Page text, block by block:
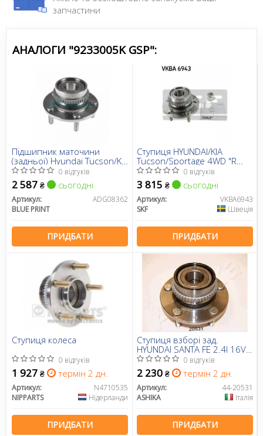
запчастини
АНАЛОГИ "9233005K GSP":
Підшипник маточини
(задньої) Hyundai Tucson/Kia
Sportage 04-(+ABS)(к-кт)
0 відгуків
2 587 ₴ сьогодні
Артикул:
ADG08362
BLUE PRINT
ПРИДБАТИ
Ступиця HYUNDAI/KIA
Tucson/Sportage 4WD "R
"04-10
0 відгуків
3 815 ₴ сьогодні
Артикул:
VKBA6943
SKF
Швеція
ПРИДБАТИ
Ступиця колеса
0 відгуків
1 927 ₴ термін 2 дн.
Артикул:
N4710535
NIPPARTS
Нідерланди
ПРИДБАТИ
Ступиця взборі зад.
HYUNDAI SANTA FE 2.4I 16V,
2.7I 24V, 2.0CRDI 16V (4WD)
00.07-,TUCSON
04.06-,SPORT
0 відгуків
2 230 ₴ термін 2 дн.
Артикул:
44-20531
ASHIKA
Італія
ПРИДБАТИ